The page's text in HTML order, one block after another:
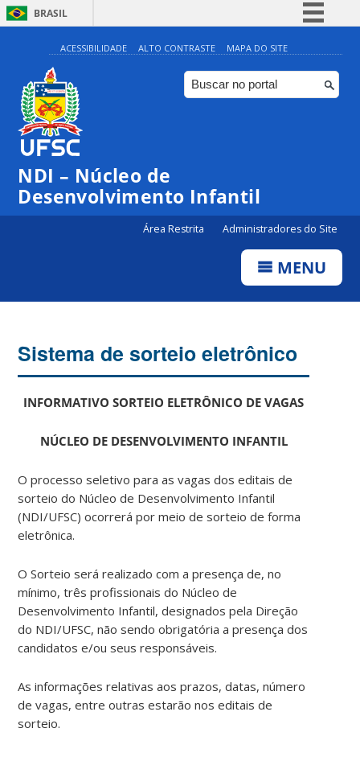
BRASIL
Simplifique!
Comunica BR
Participe
ACESSIBILIDADE ALTO CONTRASTE MAPA DO SITE
NDI – Núcleo de
Desenvolvimento Infantil
Área Restrita Administradores do Site
MENU
Sistema de sorteio eletrônico
INFORMATIVO SORTEIO ELETRÔNICO DE VAGAS
NÚCLEO DE DESENVOLVIMENTO INFANTIL
O processo seletivo para as vagas dos editais de
sorteio do Núcleo de Desenvolvimento Infantil
(NDI/UFSC) ocorrerá por meio de sorteio de forma
eletrônica.
O Sorteio será realizado com a presença de, no
mínimo, três profissionais do Núcleo de
Desenvolvimento Infantil, designados pela Direção
do NDI/UFSC, não sendo obrigatória a presença dos
candidatos e/ou seus responsáveis.
As informações relativas aos prazos, datas, número
de vagas, entre outras estarão nos editais de
sorteio.